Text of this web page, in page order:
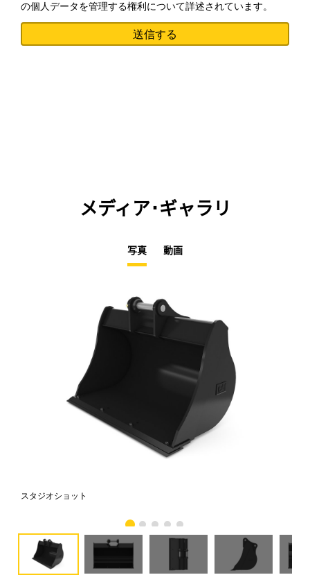
の個人データを管理する権利について詳述されています。
メディア･ギャラリ
写真 動画
スタジオショット